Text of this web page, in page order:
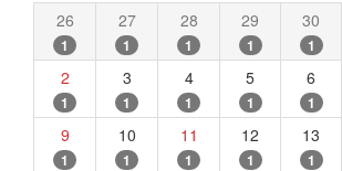
26
1
27
1
28
1
29
1
30
1
2
1
3
1
4
1
5
1
6
1
9
1
10
1
11
1
12
1
13
1